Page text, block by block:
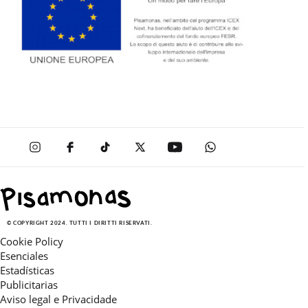
© COPYRIGHT 2024. TUTTI I DIRITTI RISERVATI.
Cookie Policy
Esenciales
Estadísticas
Publicitarias
Aviso legal e Privacidade